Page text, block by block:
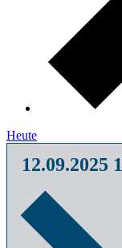
Heute
12.09.2025